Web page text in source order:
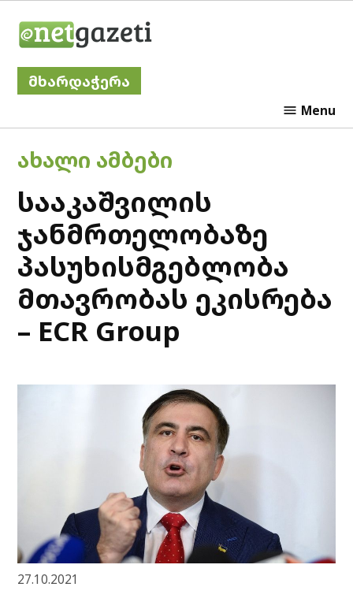
მხარდაჭერა
Menu
POSTED
IN
ᲐᲮᲐᲚᲘ ᲐᲛᲑᲔᲑᲘ
სააკაშვილის
ჯანმრთელობაზე
პასუხისმგებლობა
მთავრობას ეკისრება
– ECR Group
27.10.2021